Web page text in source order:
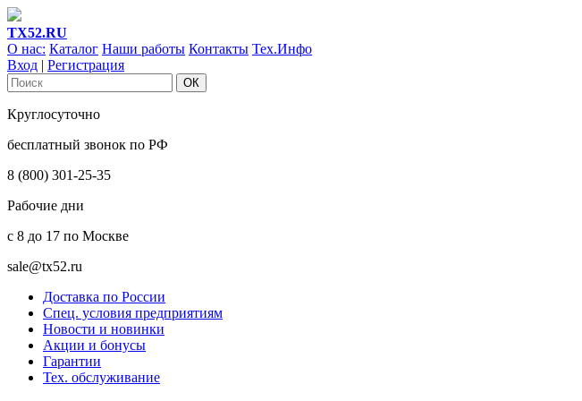
ТХ52.RU
О нас: Каталог Наши работы Контакты Тех.Инфо
Вход | Регистрация
Круглосуточно
бесплатный звонок по РФ
8 (800) 301-25-35
Рабочие дни
с 8 до 17 по Москве
sale@tx52.ru
Доставка по России
Спец. условия предприятиям
Новости и новинки
Акции и бонусы
Гарантии
Тех. обслуживание